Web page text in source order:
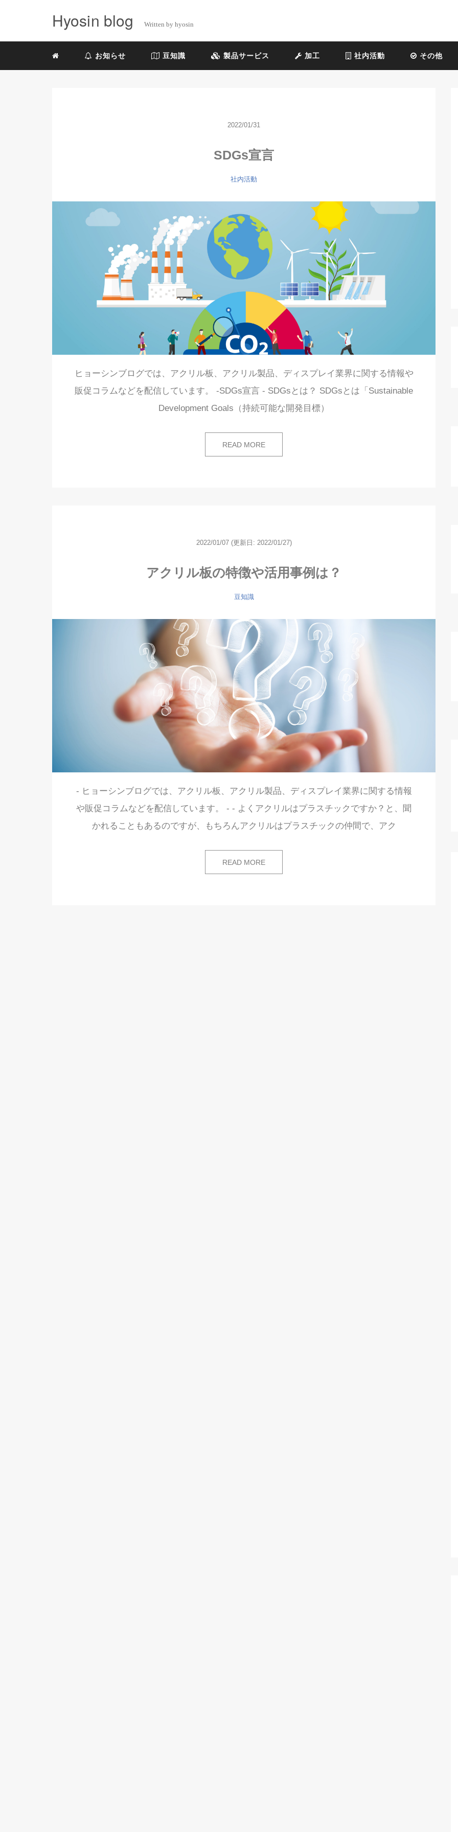
Hyosin blog Written by hyosin
お知らせ 豆知識 製品サービス 加工 社内活動 その他
2022/01/31
SDGs宣言
社内活動
ヒョーシンブログでは、アクリル板、アクリル製品、ディスプレイ業界に関する情報や
販促コラムなどを配信しています。 -SDGs宣言 - SDGsとは？ SDGsとは「Sustainable
Development Goals（持続可能な開発目標）
READ MORE
2022/01/07 (更新日: 2022/01/27)
アクリル板の特徴や活用事例は？
豆知識
- ヒョーシンブログでは、アクリル板、アクリル製品、ディスプレイ業界に関する情報
や販促コラムなどを配信しています。 - - よくアクリルはプラスチックですか？と、聞
かれることもあるのですが、もちろんアクリルはプラスチックの仲間で、アク
READ MORE